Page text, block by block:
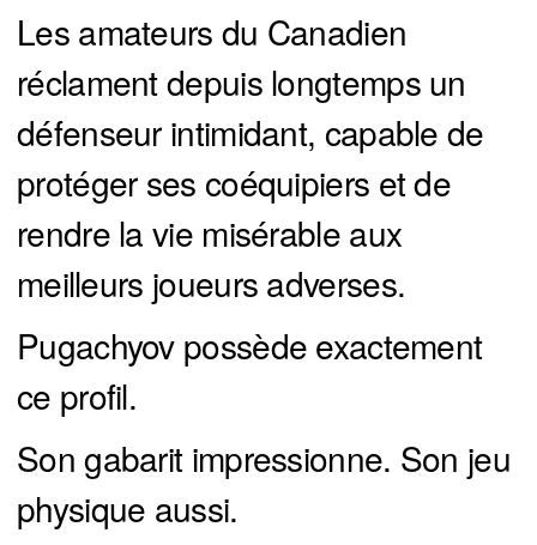
Les amateurs du Canadien
réclament depuis longtemps un
défenseur intimidant, capable de
protéger ses coéquipiers et de
rendre la vie misérable aux
meilleurs joueurs adverses.
Pugachyov possède exactement
ce profil.
Son gabarit impressionne. Son jeu
physique aussi.